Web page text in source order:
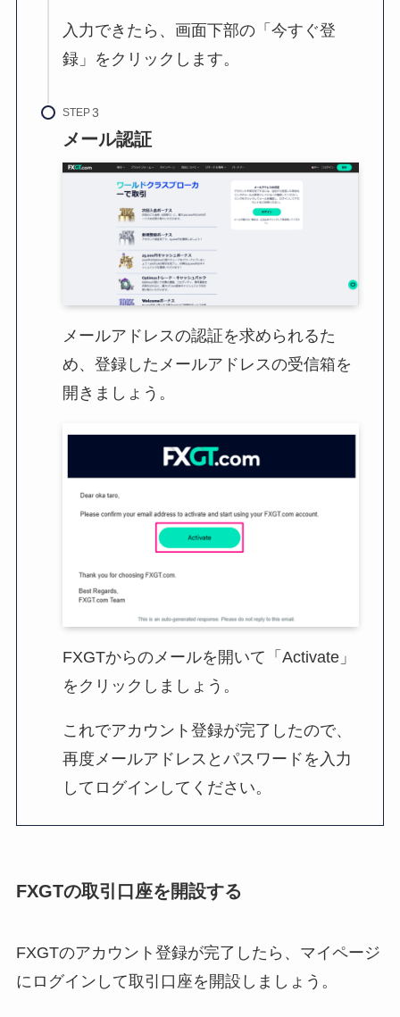
入力できたら、画面下部の「今すぐ登
録」をクリックします。
STEP
メール認証
メールアドレスの認証を求められるた
め、登録したメールアドレスの受信箱を
開きましょう。
FXGTからのメールを開いて「Activate」
をクリックしましょう。
これでアカウント登録が完了したので、
再度メールアドレスとパスワードを入力
してログインしてください。
FXGTの取引口座を開設する
FXGTのアカウント登録が完了したら、マイページ
にログインして取引口座を開設しましょう。